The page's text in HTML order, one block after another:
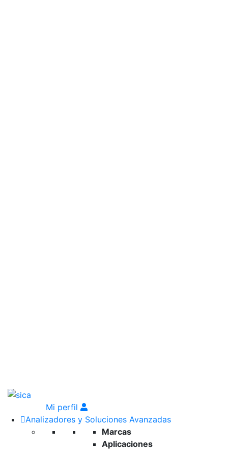
Mi perfil
Analizadores y Soluciones Avanzadas
Marcas
Aplicaciones